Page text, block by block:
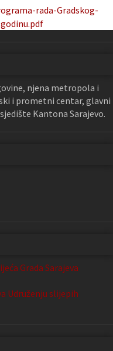
rada-Gradskog-
njena metropola i
i prometni centar, glavni
Kantona Sarajevo.
Grada Sarajeva
Udruženju slijepih